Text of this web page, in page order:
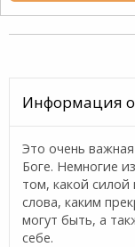
Информация
Это очень
Боге. Немногие
том, какой
слова, каким
могут быть, а
себе.